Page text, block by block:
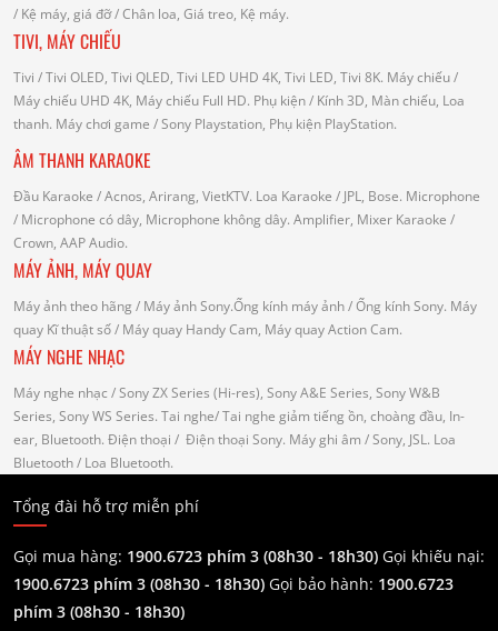
/ Kệ máy, giá đỡ/ Chân loa, Giá treo, Kệ máy.
TIVI, MÁY CHIẾU
Tivi / Tivi OLED, Tivi QLED, Tivi LED UHD 4K, Tivi LED, Tivi 8K. Máy chiếu/
Máy chiếu UHD 4K, Máy chiếu Full HD. Phụ kiện/ Kính 3D, Màn chiếu, Loa
thanh. Máy chơi game / Sony Playstation, Phụ kiện PlayStation.
ÂM THANH KARAOKE
Đầu Karaoke / Acnos, Arirang, VietKTV. Loa Karaoke / JPL, Bose. Microphone
/ Microphone có dây, Microphone không dây. Amplifier, Mixer Karaoke /
Crown, AAP Audio.
MÁY ẢNH, MÁY QUAY
Máy ảnh theo hãng / Máy ảnh Sony.Ống kính máy ảnh / Ống kính Sony. Máy
quay Kĩ thuật số/ Máy quay Handy Cam, Máy quay Action Cam.
MÁY NGHE NHẠC
Máy nghe nhạc / Sony ZX Series (Hi-res), Sony A&E Series, Sony W&B
Series, Sony WS Series. Tai nghe/ Tai nghe giảm tiếng ồn, choàng đầu, In-
ear, Bluetooth. Điện thoại / Điện thoại Sony. Máy ghi âm / Sony, JSL. Loa
Bluetooth/ Loa Bluetooth.
Tổng đài hỗ trợ miễn phí
Gọi mua hàng: 1900.6723 phím 3 (08h30 - 18h30) Gọi khiếu nại:
1900.6723 phím 3 (08h30 - 18h30) Gọi bảo hành: 1900.6723
phím 3 (08h30 - 18h30)